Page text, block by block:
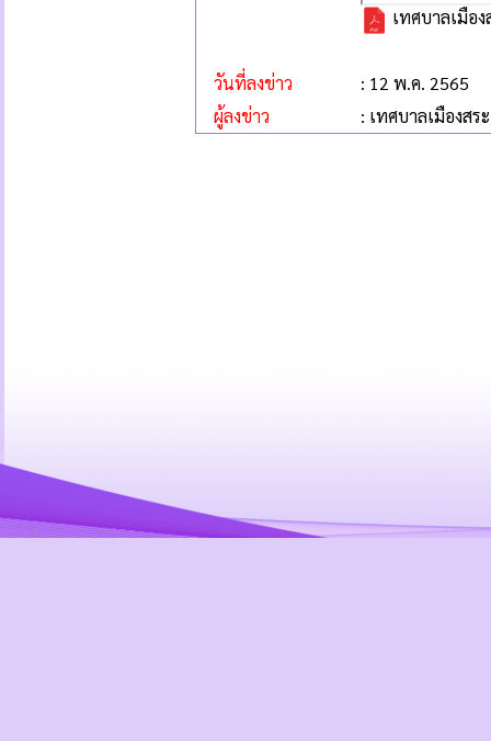
เทศบาลเมือ
วันที่ลงข่าว
: 12 พ.ค. 2565
ผู้ลงข่าว
: เทศบาลเมืองสร